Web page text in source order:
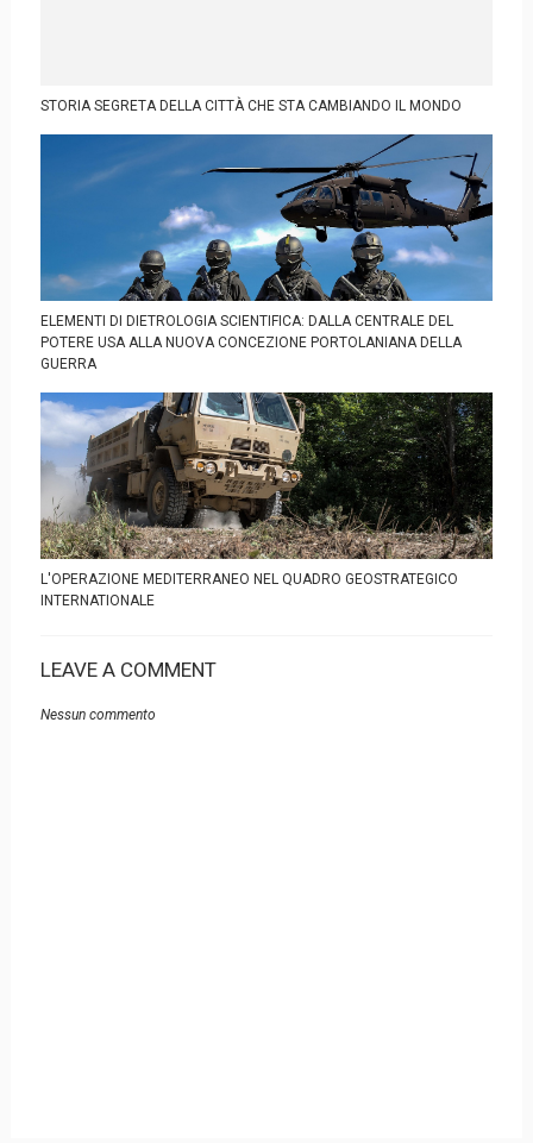
STORIA SEGRETA DELLA CITTÀ CHE STA CAMBIANDO IL MONDO
ELEMENTI DI DIETROLOGIA SCIENTIFICA: DALLA CENTRALE DEL
POTERE USA ALLA NUOVA CONCEZIONE PORTOLANIANA DELLA
GUERRA
L'OPERAZIONE MEDITERRANEO NEL QUADRO GEOSTRATEGICO
INTERNATIONALE
LEAVE A COMMENT
Nessun commento